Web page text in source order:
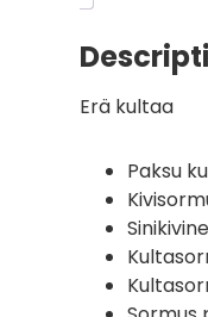
Erä kultaa
Paksu